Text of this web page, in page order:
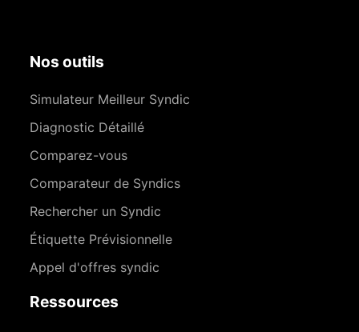
Nos outils
Simulateur Meilleur Syndic
Diagnostic Détaillé
Comparez-vous
Comparateur de Syndics
Rechercher un Syndic
Étiquette Prévisionnelle
Appel d'offres syndic
Ressources